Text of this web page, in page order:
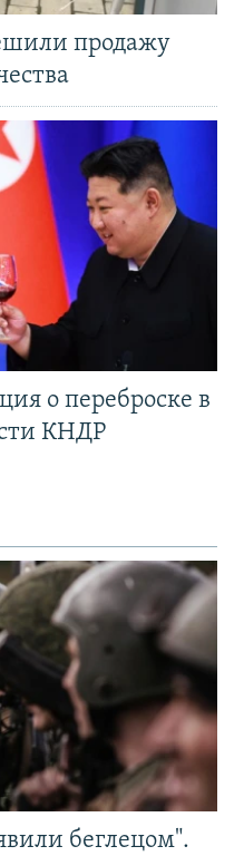
продажу
о переброске в
КНДР
беглецом".